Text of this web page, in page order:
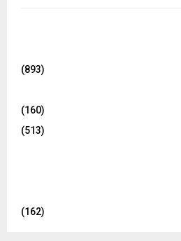
(893)
(160)
(513)
(162)